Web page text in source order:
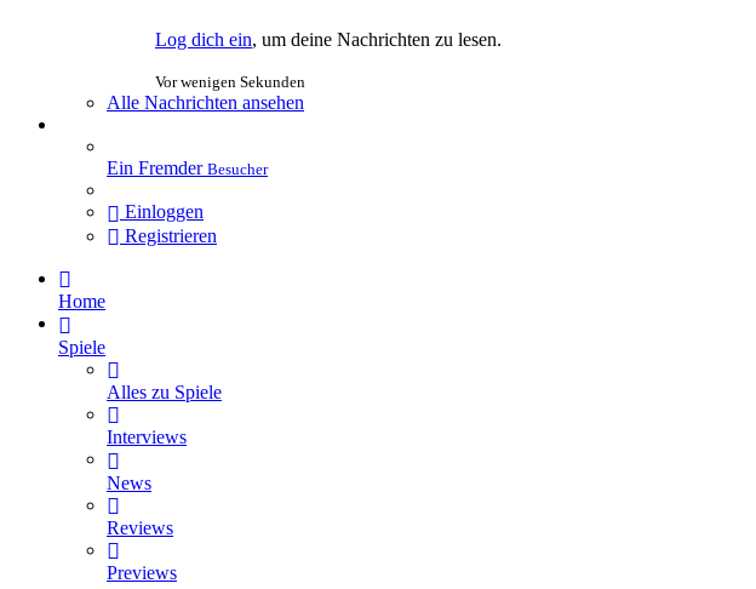
Log dich ein, um deine Nachrichten zu lesen.
Vor wenigen Sekunden
Alle Nachrichten ansehen
Ein Fremder Besucher
Einloggen
Registrieren
Home
Spiele
Alles zu Spiele
Interviews
News
Reviews
Previews